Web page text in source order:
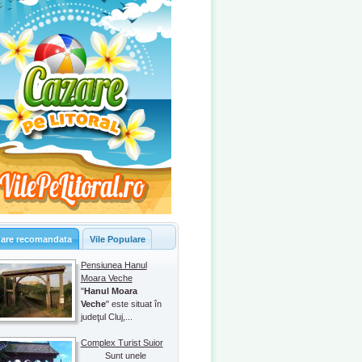
recomandata Vile Populare
Pensiunea Hanul
Moara Veche
"Hanul Moara
Veche" este situat în
judeţul Cluj,...
Complex Turist Suior
Sunt unele